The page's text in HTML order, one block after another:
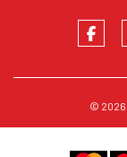
© 2026